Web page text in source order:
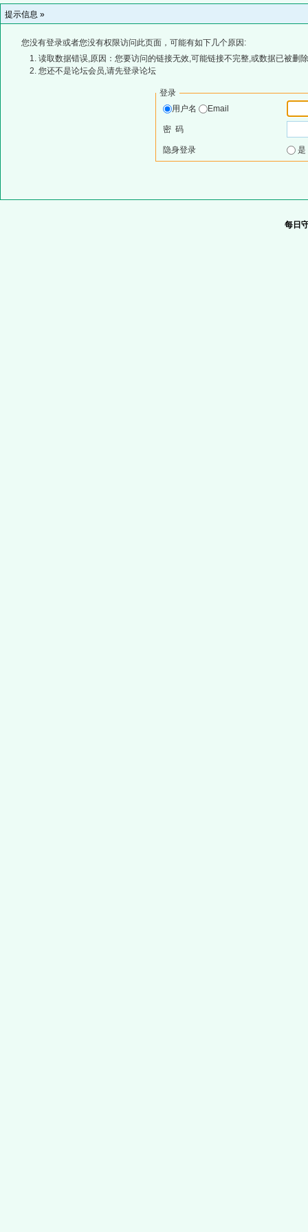
提示信息 »
您没有登录或者您没有权限访问此页面，可能有如下几个原因:
读取数据错误,原因：您要访问的链接无效,可能链接不完整,或数据已被删
您还不是论坛会员,请先登录论坛
登录
用户名
Email
密 码
隐身登录
每日